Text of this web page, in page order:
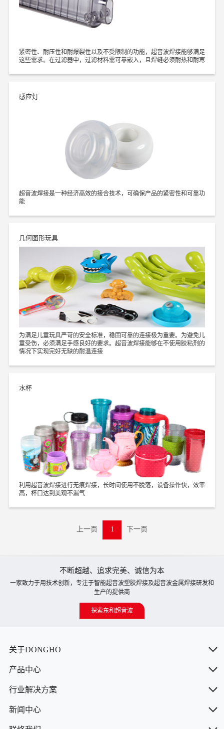
紧密性、耐压性和耐爆裂性以及不受限制的功能，超音波焊接能够满足
这些需求。在过滤器中，过滤材料需可靠嵌入，且焊缝必须耐热和耐寒
感应灯
超音波焊接是一种经济高效的接合技术，可确保产品的紧密性和可靠功
能
几何图形玩具
为满足儿童玩具严苛的安全标准，稳固可靠的连接极为重要。为避免儿
童受伤，必须满足手感良好的要求。超音波焊接能够在不使用胶粘剂的
情况下实现完好无缺的耐温连接
水杯
利用超音波焊接进行无痕焊接，长时间使用不脱落，设备操作快，效率
高，杯口达到美观不漏气
上一页 1 下一页
不断超越、追求完美、诚信为本
一家致力于用技术创新，专注于智能超音波塑胶焊接及超音波金属焊接研发和
生产的提供商
探索东和超音波
关于DONGHO
产品中心
行业解决方案
新闻中心